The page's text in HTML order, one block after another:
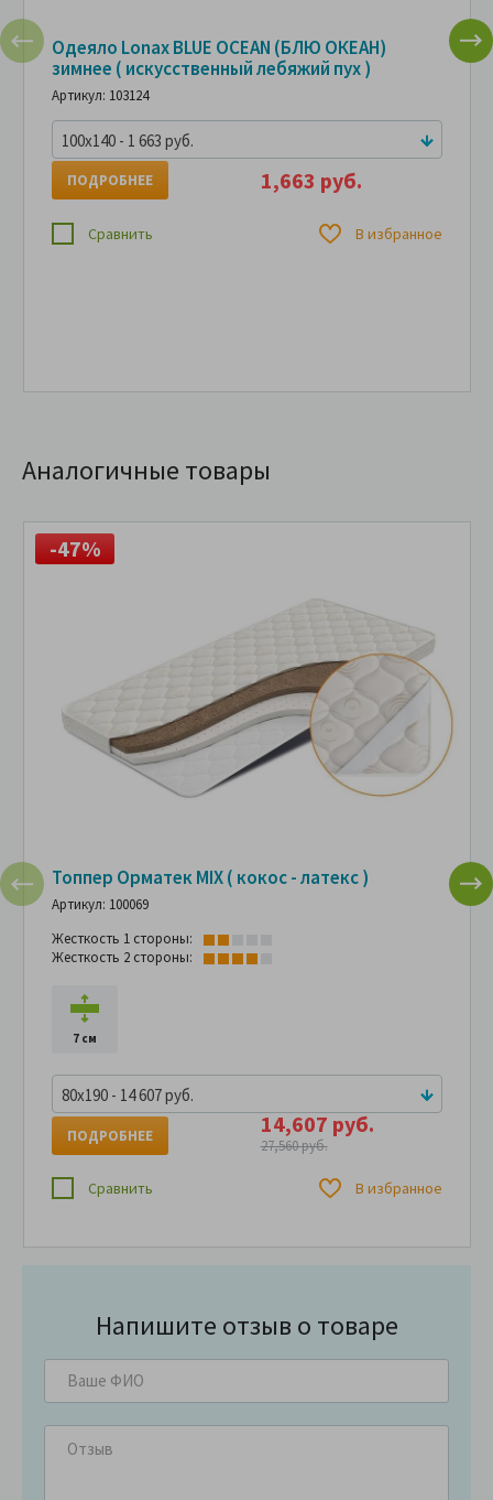
Одеяло Lonax BLUE OCEAN (БЛЮ ОКЕАН)
зимнее ( искусственный лебяжий пух )
Артикул: 103124
100x140 - 1 663 руб.
1,663 руб.
ПОДРОБНЕЕ
Сравнить В избранное
Аналогичные товары
-47%
Топпер Орматек MIX ( кокос - латекс )
Артикул: 100069
Жесткость 1 стороны:
Жесткость 2 стороны:
7 см
80x190 - 14 607 руб.
14,607 руб.
27,560 руб.
ПОДРОБНЕЕ
Сравнить В избранное
Напишите отзыв о товаре